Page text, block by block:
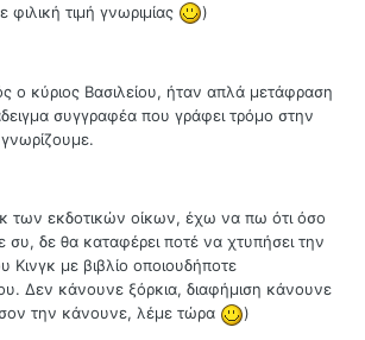
φιλική τιμή γνωριμίας )
ο κύριος Βασιλείου, ήταν απλά μετάφραση
συγγραφέα που γράφει τρόμο στην
των εκδοτικών οίκων, έχω να πω ότι όσο
συ, δε θα καταφέρει ποτέ να χτυπήσει την
Κινγκ με βιβλίο οποιουδήποτε
Δεν κάνουνε ξόρκια, διαφήμιση κάνουνε
την κάνουνε, λέμε τώρα
)